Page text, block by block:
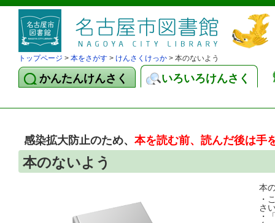
トップページ > 本をさがす > けんさくけっか > 本のないよう
かんたんけんさく いろいろけんさく
感染拡大防止のため、本を読む前、読んだ後は手
本のないよう
本
・
さ
・